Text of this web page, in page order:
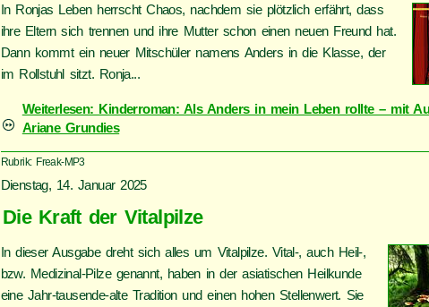
In Ronjas Leben herrscht Chaos, nachdem sie plötzlich erfährt, dass
ihre Eltern sich trennen und ihre Mutter schon einen neuen Freund hat.
Dann kommt ein neuer Mitschüler namens Anders in die Klasse, der
im Rollstuhl sitzt. Ronja...
Weiterlesen: Kinderroman: Als Anders in mein Leben rollte – mit
Ariane Grundies
Rubrik: Freak-MP3
Dienstag, 14. Januar 2025
Die Kraft der Vitalpilze
In dieser Ausgabe dreht sich alles um Vitalpilze. Vital-, auch Heil-,
bzw. Medizinal-Pilze genannt, haben in der asiatischen Heilkunde
eine Jahr-tausende-alte Tradition und einen hohen Stellenwert. Sie